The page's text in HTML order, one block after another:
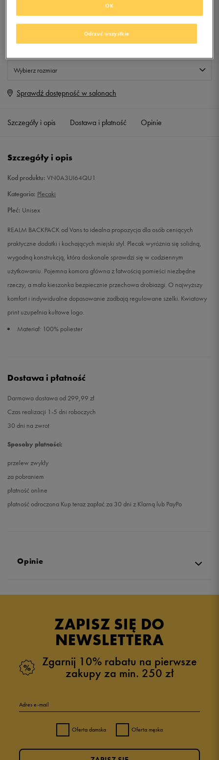
Produkt niedostępny
Wybierz rozmiar
ONE SIZE Powiadom o dostępności
Sprawdź dostępność w salonach
Szczegóły i opis Dostawa i płatność Opinie
Szczegóły i opis
Kod produktu: VN0A3UI64QU1
Kategoria: Plecaki
Płeć: Unisex
REALM BACKPACK od Vans to idealna propozycja dla osób ceniących
praktyczne dodatki i kochających miejski styl. Plecak wyróżnia się solidną,
wygodną konstrukcją, która doskonale sprawdzi się w codziennym
użytkowaniu. Pojemna komora główna z łatwością pomieści niezbędne
rzeczy, a mała kieszonka bezpiecznie przechowa drobiazgi. O najwyższy
komfort i indywidualne dopasowanie zadbają regulowane szelki. Kwiatowy
print uzupełnia kultowe logo.
Materiał: 100% poliester
Dostawa i płatność
Darmowa dostawa od 299,99 zł
Czas realizacji 1-5 dni roboczych
30 dni na zwrot
Sposoby płatności:
przelew zwykły
za pobraniem
płatność online
płatność odroczona Kup teraz zapłać za 30 dni z Klarną lub PayPo
Opinie
ZAPISZ SIĘ DO
NEWSLETTERA
Zgarnij 10% rabatu na pierwsze
zakupy za min. 250 zł
Adres e-mail
Oferta damska Oferta męska
Odrzuć wszystkie
OK